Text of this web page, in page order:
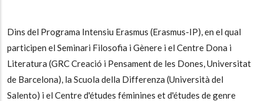
Dins del Programa Intensiu Erasmus (Erasmus-IP), en el qual
participen el Seminari Filosofia i Gènere i el Centre Dona i
Literatura (GRC Creació i Pensament de les Dones, Universitat
de Barcelona), la Scuola della Differenza (Università del
Salento) i el Centre d'études féminines et d'études de genre